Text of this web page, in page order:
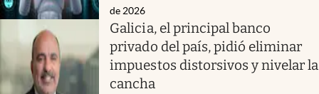
de 2026
Galicia, el principal banco
privado del país, pidió eliminar
impuestos distorsivos y nivelar la
cancha